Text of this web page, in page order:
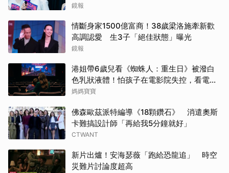
「最狂老爸」
鏡報
情斷身家1500億富商！38歲梁洛施牽新歡
高調認愛 生3子「絕佳狀態」曝光
鏡報
港姐帶6歲兒看《蜘蛛人：重生日》被潑白
色乳狀液體！怕孩子在電影院失控，看電影
前爸媽「必做3件事與3評估」
媽媽寶寶
佛森歐茲派特編導《18顆鑽石》 消遣奧斯
卡難搞設計師「再給我5分鐘就好」
CTWANT
新片出爐！安海瑟薇「跑給恐龍追」 時空
災難片討論度超高